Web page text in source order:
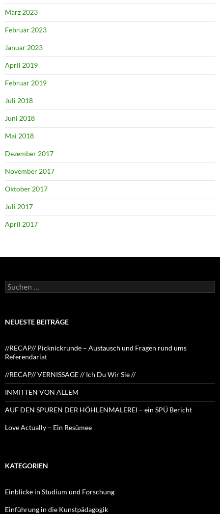
März 2023
Februar 2023
Januar 2023
April 2019
Februar 2019
Juli 2018
Juni 2018
Mai 2018
Dezember 2017
November 2017
Oktober 2017
Juli 2017
April 2017
Suchen
nach:
NEUESTE BEITRÄGE
//RECAP// Picknickrunde – Austausch und Fragen rund ums
Referendariat
//RECAP// VERNISSAGE // Ich Du Wir Sie //
INMITTEN VON ALLEM
AUF DEN SPUREN DER HÖHLENMALEREI – ein SPÜ Bericht
Love Actually – Ein Resümee
KATEGORIEN
Einblicke in Studium und Forschung
Einführung in die Kunstpädagogik